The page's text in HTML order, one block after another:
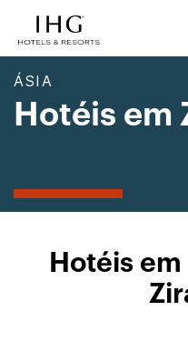
ÁSIA
Hotéis em
Hotéis